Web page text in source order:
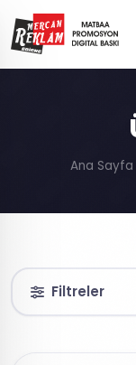
Ana Sayfa
Filtreler